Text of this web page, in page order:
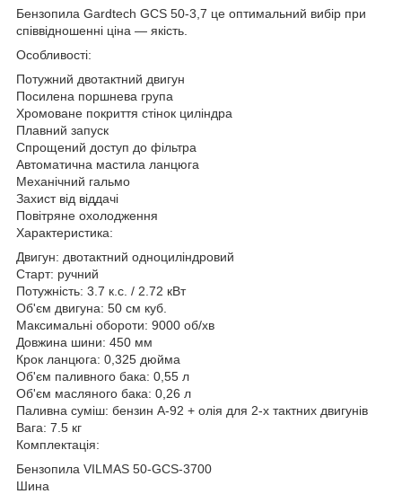
Бензопила Gardtech GCS 50-3,7 це оптимальний вибір при
співвідношенні ціна — якість.
Особливості:
Потужний двотактний двигун
Посилена поршнева група
Хромоване покриття стінок циліндра
Плавний запуск
Спрощений доступ до фільтра
Автоматична мастила ланцюга
Механічний гальмо
Захист від віддачі
Повітряне охолодження
Характеристика:
Двигун: двотактний одноциліндровий
Старт: ручний
Потужність: 3.7 к.с. / 2.72 кВт
Об'єм двигуна: 50 см куб.
Максимальні обороти: 9000 об/хв
Довжина шини: 450 мм
Крок ланцюга: 0,325 дюйма
Об'єм паливного бака: 0,55 л
Об'єм масляного бака: 0,26 л
Паливна суміш: бензин А-92 + олія для 2-х тактних двигунів
Вага: 7.5 кг
Комплектація:
Бензопила VILMAS 50-GCS-3700
Шина